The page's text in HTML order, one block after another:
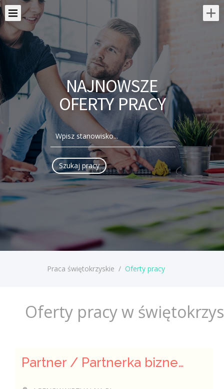
NAJNOWSZE
OFERTY PRACY
Praca świętokrzyskie / Oferty pracy
Oferty pracy w
Partner / Partnerka biznesowa – agencja marketingu internetowego (model franczyzowy)